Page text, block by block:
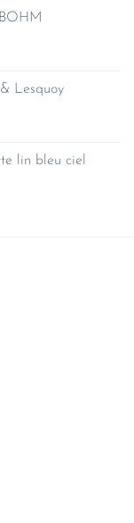
Lesquoy
lin bleu ciel